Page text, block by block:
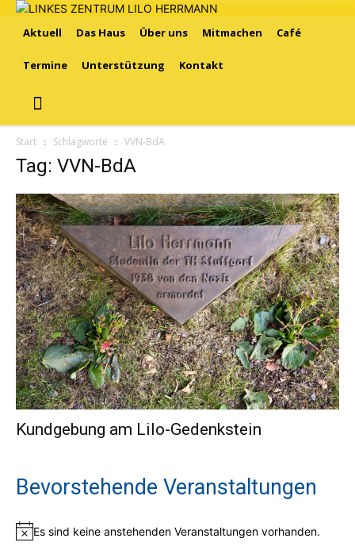
Aktuell Das Haus Über uns Mitmachen Café
Termine Unterstützung Kontakt
Start Schlagworte VVN-BdA
Tag: VVN-BdA
Kundgebung am Lilo-Gedenkstein
Bevorstehende Veranstaltungen
Hinweis
Es sind keine anstehenden Veranstaltungen vorhanden.